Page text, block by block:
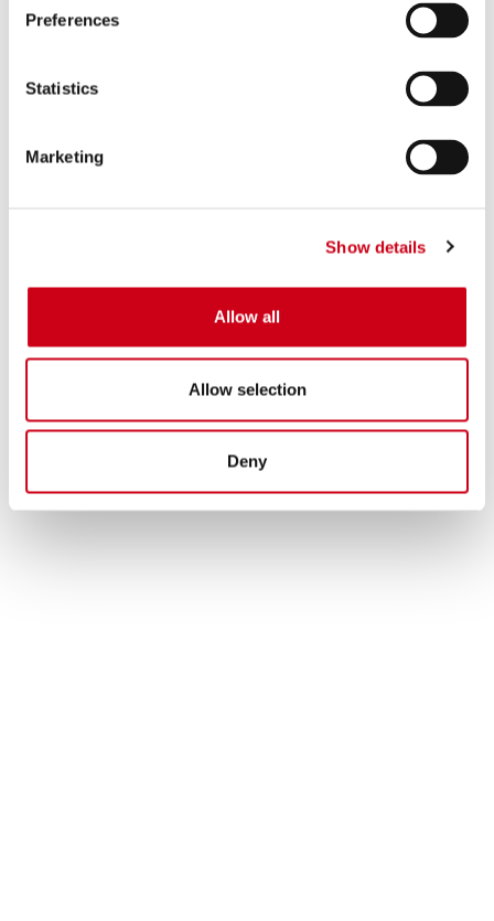
Preferences
Statistics
Marketing
Show details
Allow all
Allow selection
Deny